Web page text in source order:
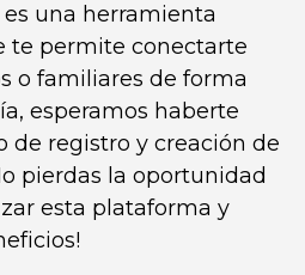
una herramienta
te permite conectarte
o familiares de forma
esperamos haberte
de registro y creación de
pierdas la oportunidad
esta plataforma y